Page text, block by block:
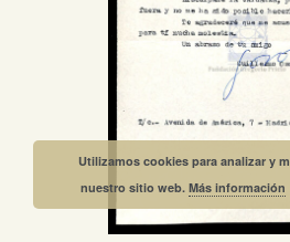
Utilizamos cookies para analizar y
nuestro sitio web.Más información